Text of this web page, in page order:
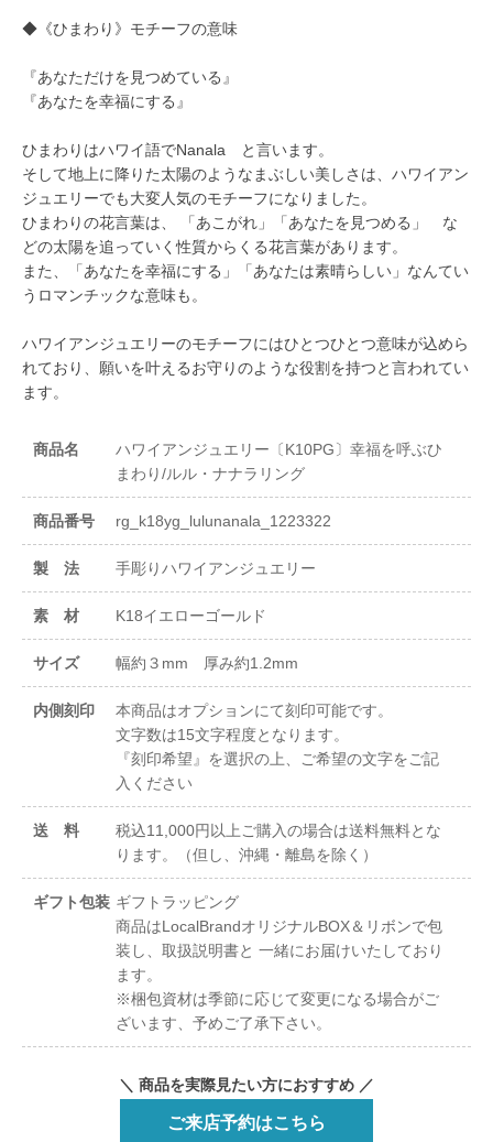
◆《ひまわり》モチーフの意味
『あなただけを見つめている』
『あなたを幸福にする』
ひまわりはハワイ語でNanala と言います。
そして地上に降りた太陽のようなまぶしい美しさは、ハワイアン
ジュエリーでも大変人気のモチーフになりました。
ひまわりの花言葉は、 「あこがれ」「あなたを見つめる」 な
どの太陽を追っていく性質からくる花言葉があります。
また、「あなたを幸福にする」「あなたは素晴らしい」なんてい
うロマンチックな意味も。
ハワイアンジュエリーのモチーフにはひとつひとつ意味が込めら
れており、願いを叶えるお守りのような役割を持つと言われてい
ます。
商品名
ハワイアンジュエリー〔K10PG〕幸福を呼ぶひ
まわり/ルル・ナナラリング
商品番号 rg_k18yg_lulunanala_1223322
製 法 手彫りハワイアンジュエリー
素 材 K18イエローゴールド
サイズ 幅約３mm 厚み約1.2mm
内側刻印
本商品はオプションにて刻印可能です。
文字数は15文字程度となります。
『刻印希望』を選択の上、ご希望の文字をご記
入ください
送 料
税込11,000円以上ご購入の場合は送料無料とな
ります。（但し、沖縄・離島を除く）
ギフト包装 ギフトラッピング
商品はLocalBrandオリジナルBOX＆リボンで包
装し、取扱説明書と 一緒にお届けいたしており
ます。
※梱包資材は季節に応じて変更になる場合がご
ざいます、予めご了承下さい。
＼ 商品を実際見たい方におすすめ ／
ご来店予約はこちら